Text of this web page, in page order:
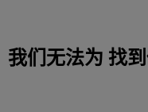
我们无法为 找